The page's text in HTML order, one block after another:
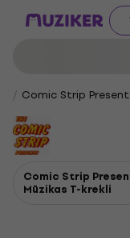
Comic Strip
Comic Strip
Mūzikas T-krekli